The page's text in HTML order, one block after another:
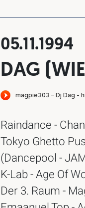
05.11.1994
DAG
Raindance -
Tokyo Ghetto
(Dancepool -
K-Lab - Age Of
Der 3. Raum -